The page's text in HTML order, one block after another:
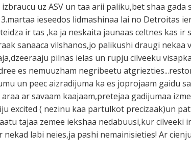
uz ASV un taa arii paliku,bet shaa gada
ieseedos lidmashinaa lai no Detroitas
ir tas ,ka ja neskaita jaunaas celtnes kas ir
sanaaca vilshanos,jo palikushi draugi nekaa
pilnas ielas un rupju cilveeku
es nemuuzham negribeetu
un peec aizradijuma ka es joprojaam gaidu
ar savaam kaajaam,pretejaa gadijumaa
excited ( nezinu kaa partulkot precizaak)un
tajaa zemee iekshaa nedabuusi,kur cilveeki
labi neies,ja pashi nemainisieties! Ar